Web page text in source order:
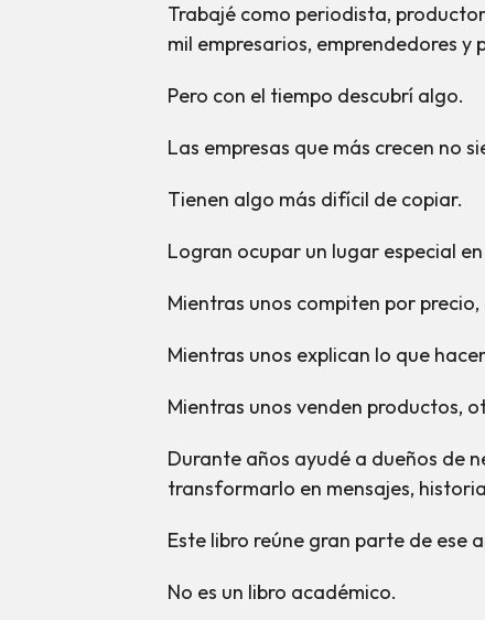
Trabajé como periodista,
mil empresarios, emprendedores
Pero con el tiempo descubrí algo.
Las empresas que más crecen no
Tienen algo más difícil de copiar.
Logran ocupar un lugar especial
Mientras unos compiten por
Mientras unos explican lo que
Mientras unos venden productos,
Durante años ayudé a dueños de
transformarlo en mensajes,
Este libro reúne gran parte de ese
No es un libro académico.